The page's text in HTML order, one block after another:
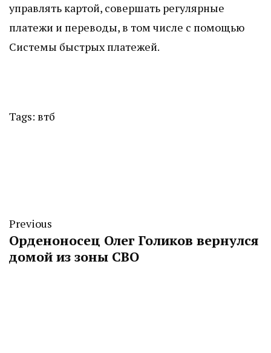
управлять картой, совершать регулярные
платежи и переводы, в том числе с помощью
Системы быстрых платежей.
Tags: втб
Previous
Орденоносец Олег Голиков вернулся
домой из зоны СВО